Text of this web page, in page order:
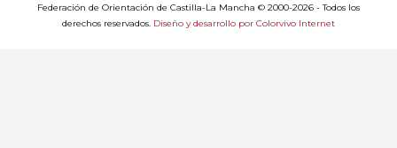
Federación de Orientación de Castilla-La Mancha © 2000-2026 - Todos los
derechos reservados. Diseño y desarrollo por Colorvivo Internet